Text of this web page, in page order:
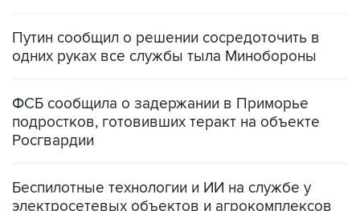
ФСБ сообщила о задержании в Приморье
Росгвардии
Беспилотные технологии и ИИ на службе у
Социальная реклама, АНО «Национальные приоритеты».
ИНН 7725383515 Erid: F7NfYUJCUneVdwcydK6A